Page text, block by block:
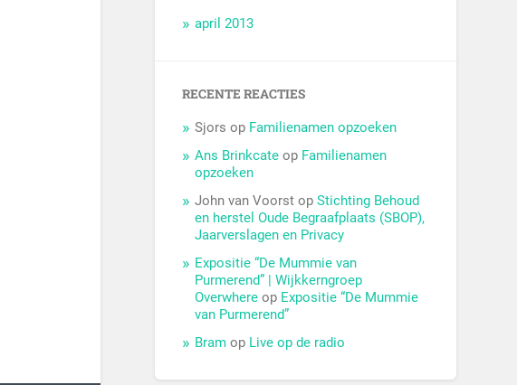
april 2013
RECENTE REACTIES
Sjors op Familienamen opzoeken
Ans Brinkcate op Familienamen
opzoeken
John van Voorst opStichting Behoud
en herstel Oude Begraafplaats (SBOP),
Jaarverslagen en Privacy
Expositie “De Mummie van
Purmerend” | Wijkkerngroep
Overwhere op Expositie “De Mummie
van Purmerend”
Bram op Live op de radio